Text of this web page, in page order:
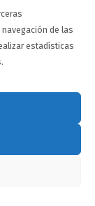
de las
estadísticas
de
de